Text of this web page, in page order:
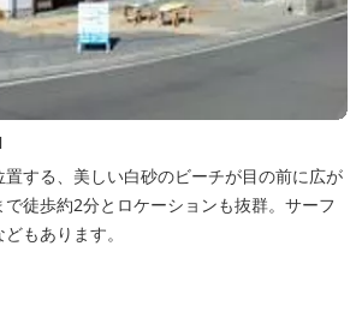
する、美しい白砂のビーチが目の前に広が
徒歩約2分とロケーションも抜群。サーフ
もあります。